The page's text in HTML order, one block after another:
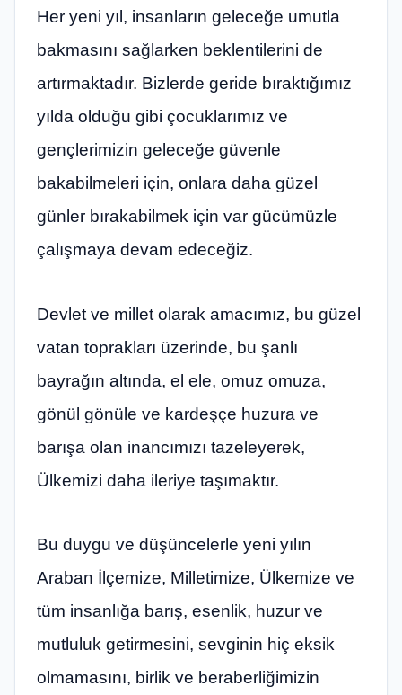
Her yeni yıl, insanların geleceğe umutla
bakmasını sağlarken beklentilerini de
artırmaktadır. Bizlerde geride bıraktığımız
yılda olduğu gibi çocuklarımız ve
gençlerimizin geleceğe güvenle
bakabilmeleri için, onlara daha güzel
günler bırakabilmek için var gücümüzle
çalışmaya devam edeceğiz.
Devlet ve millet olarak amacımız, bu güzel
vatan toprakları üzerinde, bu şanlı
bayrağın altında, el ele, omuz omuza,
gönül gönüle ve kardeşçe huzura ve
barışa olan inancımızı tazeleyerek,
Ülkemizi daha ileriye taşımaktır.
Bu duygu ve düşüncelerle yeni yılın
Araban İlçemize, Milletimize, Ülkemize ve
tüm insanlığa barış, esenlik, huzur ve
mutluluk getirmesini, sevginin hiç eksik
olmamasını, birlik ve beraberliğimizin